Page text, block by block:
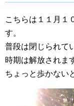
こちらは１１月１
す。
普段は閉じられて
時期は解放されま
ちょっと歩かない